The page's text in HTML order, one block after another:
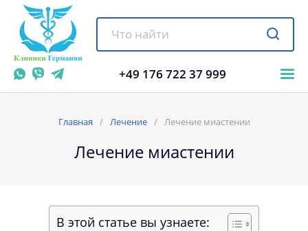
+49 176 722 37 999
Главная Лечение Лечение миастении
Лечение миастении
В этой статье вы узнаете: